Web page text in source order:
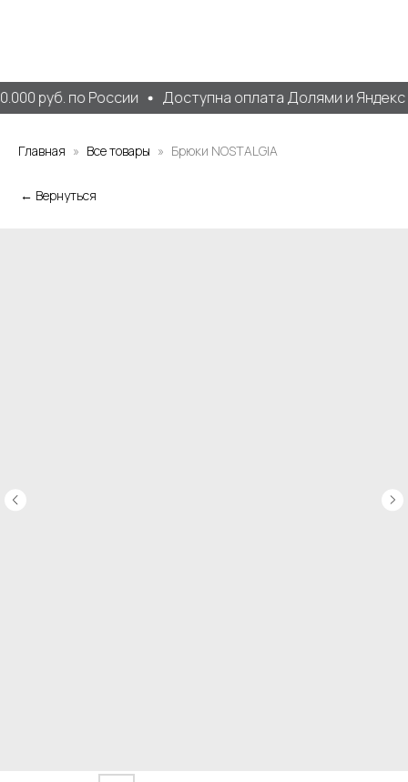
руб. по России Доступна оплата Долями и Яндекс
Главная Все товары Брюки NOSTALGIA
← Вернуться